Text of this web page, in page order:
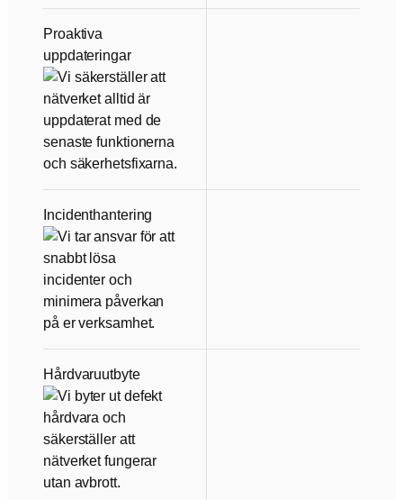
Proaktiva
uppdateringar
Incidenthantering
Hårdvaruutbyte